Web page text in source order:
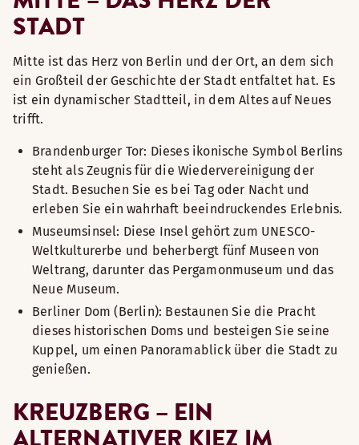
STADT
Mitte ist das Herz von Berlin und der Ort, an dem sich
ein Großteil der Geschichte der Stadt entfaltet hat. Es
ist ein dynamischer Stadtteil, in dem Altes auf Neues
trifft.
Brandenburger Tor: Dieses ikonische Symbol Berlins
steht als Zeugnis für die Wiedervereinigung der
Stadt. Besuchen Sie es bei Tag oder Nacht und
erleben Sie ein wahrhaft beeindruckendes Erlebnis.
Museumsinsel: Diese Insel gehört zum UNESCO-
Weltkulturerbe und beherbergt fünf Museen von
Weltrang, darunter das Pergamonmuseum und das
Neue Museum.
Berliner Dom (Berlin): Bestaunen Sie die Pracht
dieses historischen Doms und besteigen Sie seine
Kuppel, um einen Panoramablick über die Stadt zu
genießen.
KREUZBERG – EIN
ALTERNATIVER KIEZ IM